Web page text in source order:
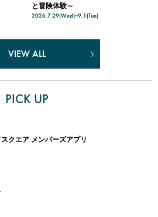
と冒険体験～
2026.7.29(Wed)~9.1(Tue)
VIEW ALL
PICK UP
クエア メンバーズアプリ